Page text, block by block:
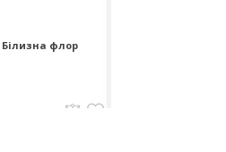
Білизна флор